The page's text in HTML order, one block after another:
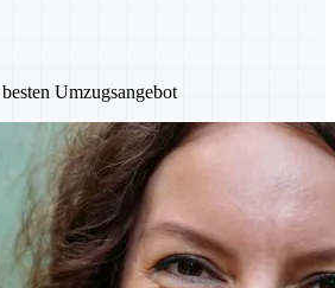
Umzugsangebot